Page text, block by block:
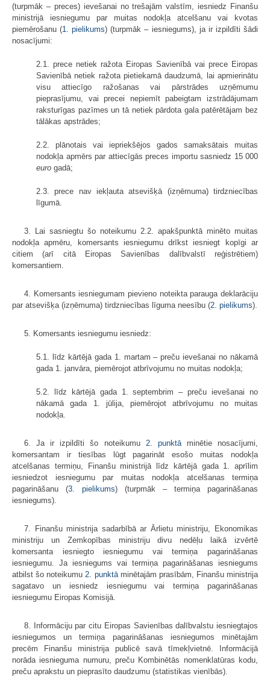
(turpmāk – preces) ievešanai no trešajām valstīm, iesniedz Finanšu
ministrijā iesniegumu par muitas nodokļa atcelšanu vai kvotas
piemērošanu (1. pielikums) (turpmāk – iesniegums), ja ir izpildīti šādi
nosacījumi:
2.1. prece netiek ražota Eiropas Savienībā vai prece Eiropas
Savienībā netiek ražota pietiekamā daudzumā, lai apmierinātu
visu attiecīgo ražošanas vai pārstrādes uzņēmumu
pieprasījumu, vai precei nepiemīt pabeigtam izstrādājumam
raksturīgas pazīmes un tā netiek pārdota gala patērētājam bez
tālākas apstrādes;
2.2. plānotais vai iepriekšējos gados samaksātais muitas
nodokļa apmērs par attiecīgās preces importu sasniedz 15 000
euro gadā;
2.3. prece nav iekļauta atsevišķā (izņēmuma) tirdzniecības
līgumā.
3. Lai sasniegtu šo noteikumu 2.2. apakšpunktā minēto muitas
nodokļa apmēru, komersants iesniegumu drīkst iesniegt kopīgi ar
citiem (arī citā Eiropas Savienības dalībvalstī reģistrētiem)
komersantiem.
4. Komersants iesniegumam pievieno noteikta parauga deklarāciju
par atsevišķa (izņēmuma) tirdzniecības līguma neesību (2. pielikums).
5. Komersants iesniegumu iesniedz:
5.1. līdz kārtējā gada 1. martam – preču ievešanai no nākamā
gada 1. janvāra, piemērojot atbrīvojumu no muitas nodokļa;
5.2. līdz kārtējā gada 1. septembrim – preču ievešanai no
nākamā gada 1. jūlija, piemērojot atbrīvojumu no muitas
nodokļa.
6. Ja ir izpildīti šo noteikumu 2. punktāminētie nosacījumi,
komersantam ir tiesības lūgt pagarināt esošo muitas nodokļa
atcelšanas termiņu, Finanšu ministrijā līdz kārtējā gada 1. aprīlim
iesniedzot iesniegumu par muitas nodokļa atcelšanas termiņa
pagarināšanu (3. pielikums) (turpmāk – termiņa pagarināšanas
iesniegums).
7. Finanšu ministrija sadarbībā ar Ārlietu ministriju, Ekonomikas
ministriju un Zemkopības ministriju divu nedēļu laikā izvērtē
komersanta iesniegto iesniegumu vai termiņa pagarināšanas
iesniegumu. Ja iesniegums vai termiņa pagarināšanas iesniegums
atbilst šo noteikumu 2. punktāminētajām prasībām, Finanšu ministrija
sagatavo un iesniedz iesniegumu vai termiņa pagarināšanas
iesniegumu Eiropas Komisijā.
8. Informāciju par citu Eiropas Savienības dalībvalstu iesniegtajos
iesniegumos un termiņa pagarināšanas iesniegumos minētajām
precēm Finanšu ministrija publicē savā tīmekļvietnē. Informācijā
norāda iesnieguma numuru, preču Kombinētās nomenklatūras kodu,
preču aprakstu un pieprasīto daudzumu (statistikas vienībās).